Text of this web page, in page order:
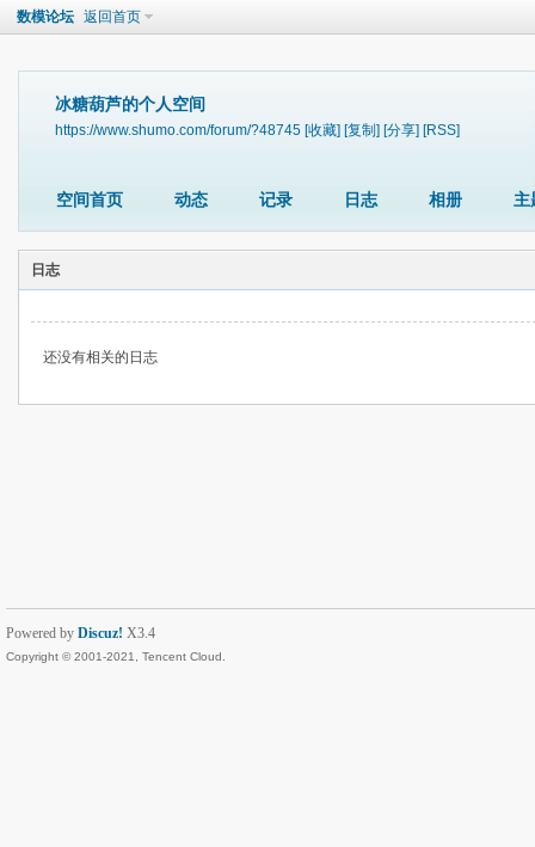
数模论坛 返回首页
冰糖葫芦的个人空间
https://www.shumo.com/forum/?48745 [收藏] [复制] [分享] [RSS]
空间首页 动态 记录 日志 相册 主
日志
还没有相关的日志
Powered by Discuz! X3.4
Copyright © 2001-2021, Tencent Cloud.